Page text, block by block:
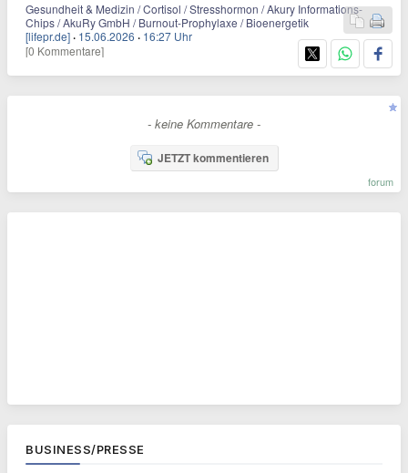
Gesundheit & Medizin / Cortisol / Stresshormon / Akury Informations-
Chips / AkuRy GmbH / Burnout-Prophylaxe / Bioenergetik
[lifepr.de] · 15.06.2026 · 16:27 Uhr
[0 Kommentare]
- keine Kommentare -
JETZT kommentieren
forum
BUSINESS/PRESSE